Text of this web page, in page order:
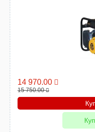
14 970.00
15 750.00